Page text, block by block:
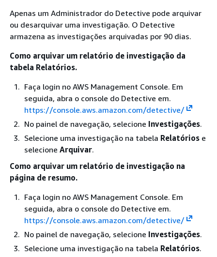
Apenas um Administrador do Detective pode arquivar
ou desarquivar uma investigação. O Detective
armazena as investigações arquivadas por 90 dias.
Como arquivar um relatório de investigação da
tabela Relatórios.
Faça login no AWS Management Console. Em
seguida, abra o console do Detective em.
https://console.aws.amazon.com/detective/
No painel de navegação, selecione Investigações.
Selecione uma investigação na tabela Relatórios e
selecione Arquivar.
Como arquivar um relatório de investigação na
página de resumo.
Faça login no AWS Management Console. Em
seguida, abra o console do Detective em.
https://console.aws.amazon.com/detective/
No painel de navegação, selecione Investigações.
Selecione uma investigação na tabela Relatórios.